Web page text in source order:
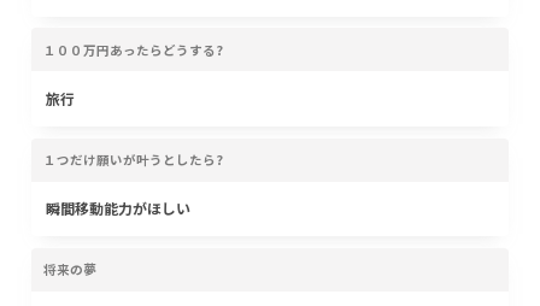
１００万円あったらどうする?
旅行
１つだけ願いが叶うとしたら?
瞬間移動能力がほしい
将来の夢